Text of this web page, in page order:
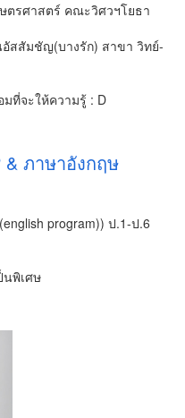
ตรศาสตร์ คณะวิศวฯโยธา
สสัมชัญ(บางรัก) สาขา วิทย์-
ที่จะให้ความรู้ : D
& ภาษาอังกฤษ
program)) ป.1-ป.6
นพิเศษ